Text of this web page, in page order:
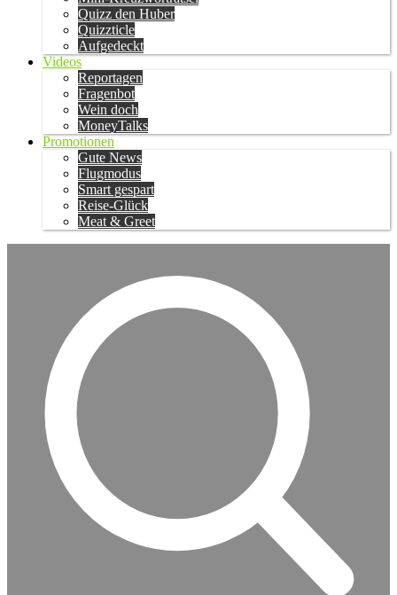
Quizz den Huber
Quizzticle
Aufgedeckt
Videos
Reportagen
Fragenbot
Wein doch
MoneyTalks
Promotionen
Gute News
Flugmodus
Smart gespart
Reise-Glück
Meat & Greet